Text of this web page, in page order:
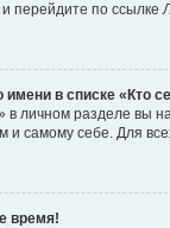
перейдите по ссылке
имени в списке «Кто
в личном разделе вы
и самому себе. Для
время!